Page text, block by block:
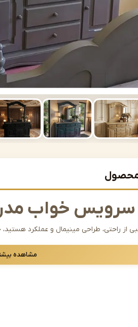
سرویس خواب
از راحتی، طراحی مینیمال و عملکرد
که میتوانید برای اتاق خواب خود داشته
و سادگی نیز اهمیت میدهد؛ به همین دلیل
مشاهده